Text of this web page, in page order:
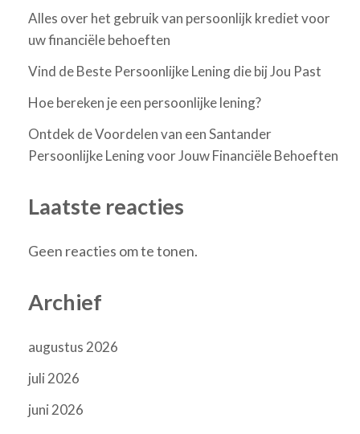
Alles over het gebruik van persoonlijk krediet voor
uw financiële behoeften
Vind de Beste Persoonlijke Lening die bij Jou Past
Hoe bereken je een persoonlijke lening?
Ontdek de Voordelen van een Santander
Persoonlijke Lening voor Jouw Financiële Behoeften
Laatste reacties
Geen reacties om te tonen.
Archief
augustus 2026
juli 2026
juni 2026